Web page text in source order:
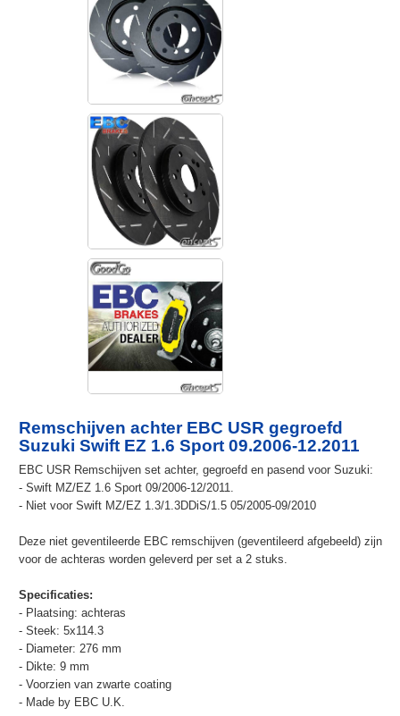
Remschijven achter EBC USR gegroefd
Suzuki Swift EZ 1.6 Sport 09.2006-12.2011
EBC USR Remschijven set achter, gegroefd en pasend voor Suzuki:
- Swift MZ/EZ 1.6 Sport 09/2006-12/2011.
- Niet voor Swift MZ/EZ 1.3/1.3DDiS/1.5 05/2005-09/2010
Deze niet geventileerde EBC remschijven (geventileerd afgebeeld) zijn
voor de achteras worden geleverd per set a 2 stuks.
Specificaties:
- Plaatsing: achteras
- Steek: 5x114.3
- Diameter: 276 mm
- Dikte: 9 mm
- Voorzien van zwarte coating
- Made by EBC U.K.